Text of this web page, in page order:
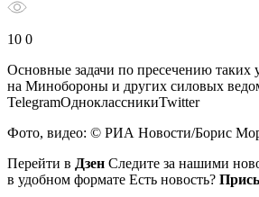
10 0
Основные задачи по пресечению таких
на Минобороны и других силовых
TelegramОдноклассникиTwitter
Фото, видео: © РИА Новости/Борис
Перейти в Дзен Следите за нашими
в удобном формате Есть новость?